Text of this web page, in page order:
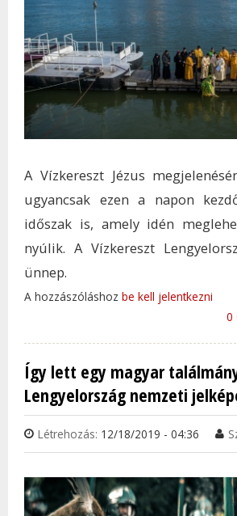
A Vízkereszt Jézus
ugyancsak ezen a napon
időszak is, amely idén
nyúlik. A Vízkereszt
ünnep.
A hozzászóláshoz be kell jelentkezni
0
Így lett egy magyar
Lengyelország nemzeti
Létrehozás: 12/18/2019 - 04:36